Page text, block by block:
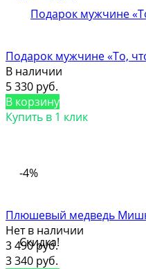
Подарок мужчине «То,
В наличии
5 330 руб.
В корзину
Купить в 1 клик
-4%
Скидка!
Плюшевый медведь
Нет в наличии
3 490 руб.
3 340 руб.